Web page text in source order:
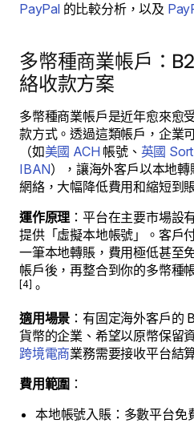
PayPal的比較分析，以及
多幣種商業帳戶：
絡收款方案
多幣種商業帳戶是近年愈來愈
款方式。透過這類帳戶，企業
（如美國 ACH 帳號、 英國
IBAN），讓海外客戶以本地
網絡，大幅降低費用和縮短到
運作原理 ：平台在主要市場設
提供「虛擬本地帳號」。客戶
一筆本地轉賬，費用極低甚至
帳戶後，再整合到你的多幣種
[4] 。
適用場景 ：有固定海外客戶的
貨幣的企業、希望以原幣保留
跨境電商業務需要接收平台結
費用範圍 ：
本地帳號入賬：多數平台免